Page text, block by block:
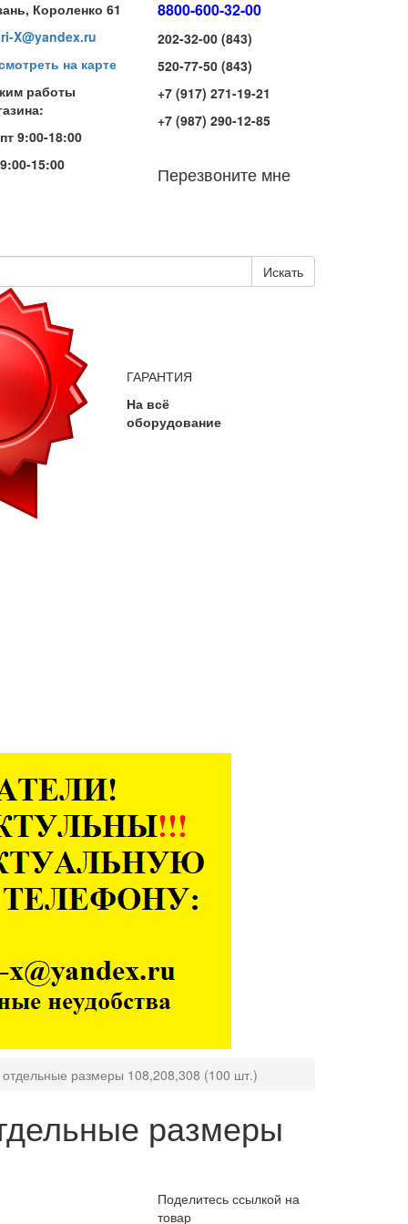
Короленко 61
X@yandex.ru
на карте
работы
9:00-18:00
15:00
8800-600-32-00
202-32-00 (843)
520-77-50 (843)
+7 (917) 271-19-21
+7 (987) 290-12-85
Перезвоните мне
Искать
ГАРАНТИЯ
На всё
оборудование
размеры 108,208,308 (100 шт.)
размеры
Поделитесь ссылкой на
товар